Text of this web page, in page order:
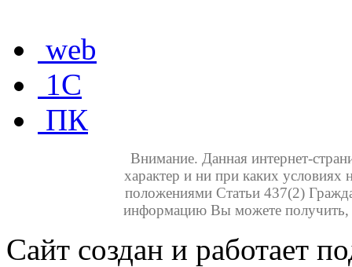
web
1C
ПК
Внимание. Данная интернет-
характер и ни при каких условиях
положениями Статьи 437(2)
информацию Вы можете получить,
Сайт создан и работает